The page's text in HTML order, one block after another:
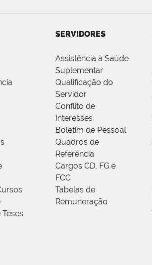
SERVIDORES
Assistência à Saúde
Suplementar
Qualificação do
Servidor
Conflito de
Interesses
Boletim de Pessoal
Quadros de
Referência
Cargos CD, FG e
FCC
Tabelas de
Remuneração